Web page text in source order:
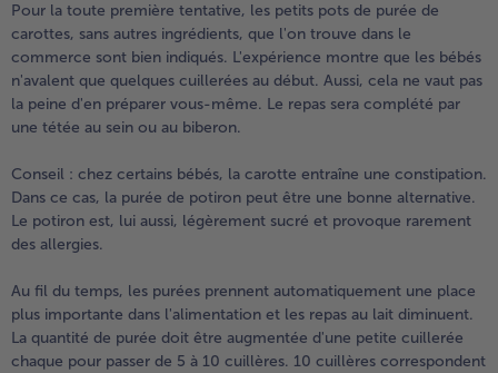
Pour la toute première tentative, les petits pots de purée de
carottes, sans autres ingrédients, que l'on trouve dans le
commerce sont bien indiqués. L'expérience montre que les bébés
n'avalent que quelques cuillerées au début. Aussi, cela ne vaut pas
la peine d'en préparer vous-même. Le repas sera complété par
une tétée au sein ou au biberon.
Conseil : chez certains bébés, la carotte entraîne une constipation.
Dans ce cas, la purée de potiron peut être une bonne alternative.
Le potiron est, lui aussi, légèrement sucré et provoque rarement
des allergies.
Au fil du temps, les purées prennent automatiquement une place
plus importante dans l'alimentation et les repas au lait diminuent.
La quantité de purée doit être augmentée d'une petite cuillerée
chaque pour passer de 5 à 10 cuillères. 10 cuillères correspondent